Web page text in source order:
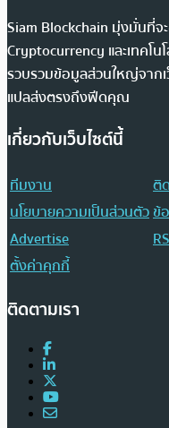
Siam Blockchain มุ่งมั่นที่จ
Cryptocurrency และเทคโน
รวบรวมข้อมูลส่วนใหญ่จากเ
แปลส่งตรงถึงฟีดคุณ
เกี่ยวกับเว็บไซต์นี้
ทีมงาน
ติ
นโยบายความเป็นส่วนตัวข้
Advertise
ตั้งค่าคุกกี้
ติดตามเรา